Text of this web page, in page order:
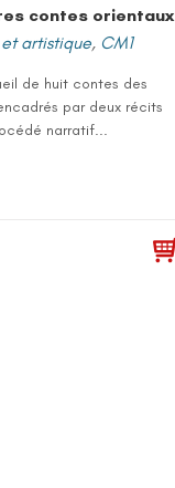
contes orientaux
artistique, CM1
de huit contes des
par deux récits
narratif...